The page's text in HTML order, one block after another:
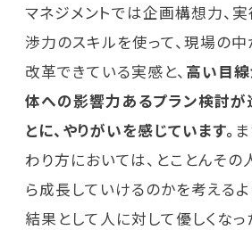
マネジメントでは企画構想力、実
渉力のスキルを使って、現場の
改革できている実感と、 高い目
体への影響力あるプラン検討が
とに、やりがいを感じています。
わり方においては、とことんそ
ら成長していけるのかを考えるよ
結果として人に対して優しくなっ